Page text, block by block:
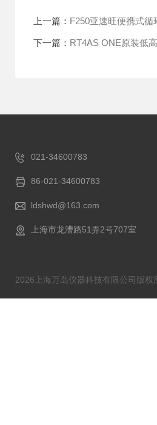
上一篇： F250亚速旺便携式循
下一篇： RT4AS ONE原装低
021-34600783
86-021-34600783
ldshwd@163.com
上海市龙漕路51弄2号707室
2026上海万岛仪器科技有限公司版